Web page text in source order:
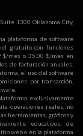
1300 Oklahoma City,
plataforma de software
gratuito con funciones
$/mes o 35,00 $/mes en
de facturación anuales.
el uso del software
por transacción,
exclusivamente
operaciones reales, no
herramientas, gráficos y
educativos, de
web o en la plataforma